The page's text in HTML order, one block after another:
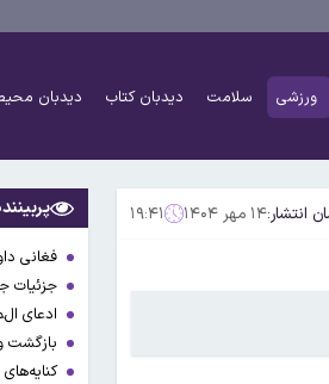
ورزشی سلامت دیدبان کتاب دیدبان
انتشار:۱۴ مهر ۱۴۰۴ ۱۹:۴۱
فغانی
جزئیات
ادعای
بازگشت